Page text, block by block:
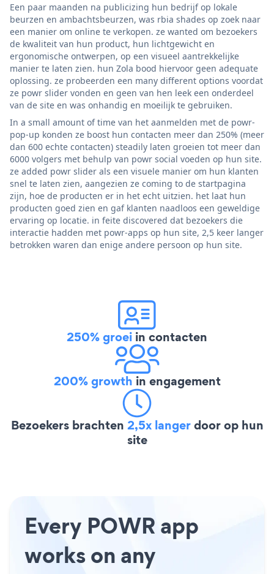
Een paar maanden na publicizing hun bedrijf op lokale
beurzen en ambachtsbeurzen, was rbia shades op zoek naar
een manier om online te verkopen. ze wanted om bezoekers
de kwaliteit van hun product, hun lichtgewicht en
ergonomische ontwerpen, op een visueel aantrekkelijke
manier te laten zien. hun Zola bood hiervoor geen adequate
oplossing. ze probeerden een many different options voordat
ze powr slider vonden en geen van hen leek een onderdeel
van de site en was onhandig en moeilijk te gebruiken.
In a small amount of time van het aanmelden met de powr-
pop-up konden ze boost hun contacten meer dan 250% (meer
dan 600 echte contacten) steadily laten groeien tot meer dan
6000 volgers met behulp van powr social voeden op hun site.
ze added powr slider als een visuele manier om hun klanten
snel te laten zien, aangezien ze coming to de startpagina
zijn, hoe de producten er in het echt uitzien. het laat hun
producten goed zien en gaf klanten naadloos een geweldige
ervaring op locatie. in feite discovered dat bezoekers die
interactie hadden met powr-apps op hun site, 2,5 keer langer
betrokken waren dan enige andere persoon op hun site.
250% groei in contacten
200% growth in engagement
Bezoekers brachten 2,5x langerdoor op hun
site
Every POWR app
works on any